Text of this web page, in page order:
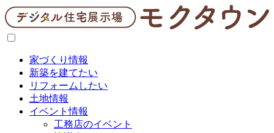
家づくり情報
新築を建てたい
リフォームしたい
土地情報
イベント情報
工務店のイベント